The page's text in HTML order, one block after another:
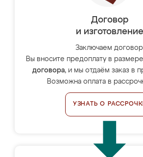
Договор
и изготовление
Заключаем
Вы вносите предоплату в размере
договора, и мы отдаём заказ в
Возможна оплата в
УЗНАТЬ О